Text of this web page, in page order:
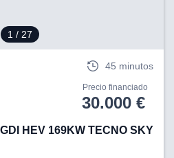
1 / 27
45 minutos
Precio financiado
30.000 €
HEV 169KW TECNO SKY